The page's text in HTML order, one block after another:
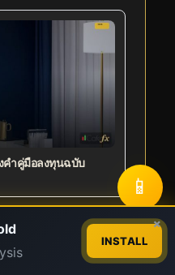
คำคู่มือลงทุนฉบับ
📱
INSTALL
×